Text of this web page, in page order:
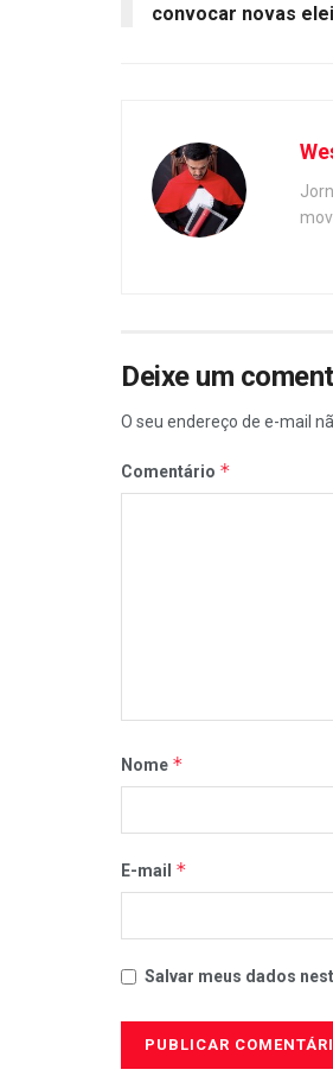
convocar novas
Deixe um
O seu endereço de e-mail
Comentário *
Nome *
E-mail *
Salvar meus dados